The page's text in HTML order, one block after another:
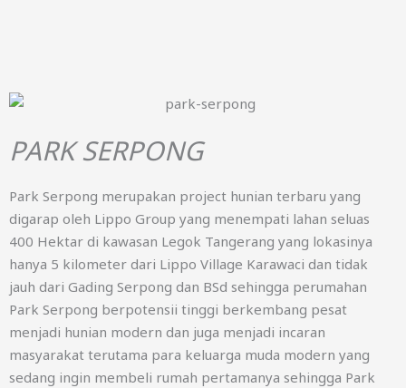
PARK SERPONG
Park Serpong merupakan project hunian terbaru yang
digarap oleh Lippo Group yang menempati lahan seluas
400 Hektar di kawasan Legok Tangerang yang lokasinya
hanya 5 kilometer dari Lippo Village Karawaci dan tidak
jauh dari Gading Serpong dan BSd sehingga perumahan
Park Serpong berpotensii tinggi berkembang pesat
menjadi hunian modern dan juga menjadi incaran
masyarakat terutama para keluarga muda modern yang
sedang ingin membeli rumah pertamanya sehingga Park